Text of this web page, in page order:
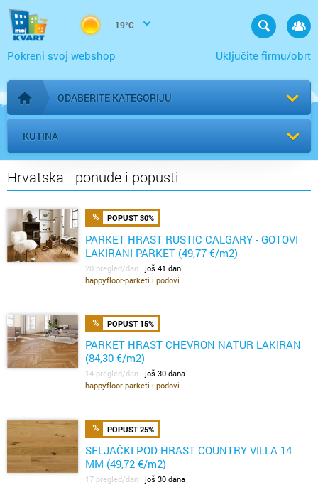
19°C
Uključite firmu/obrt
Pokreni svoj webshop
Početna stranica
ODABERITE KATEGORIJU
KUTINA
Hrvatska - ponude i popusti
POPUST 30%
PARKET HRAST RUSTIC CALGARY - GOTOVI
LAKIRANI PARKET (49,77 €/m2)
20 pregled/dan još 41 dan
happyfloor-parketi i podovi
POPUST 15%
PARKET HRAST CHEVRON NATUR LAKIRAN
(84,30 €/m2)
14 pregled/dan još 30 dana
happyfloor-parketi i podovi
POPUST 25%
SELJAČKI POD HRAST COUNTRY VILLA 14
MM (49,72 €/m2)
17 pregled/dan još 30 dana